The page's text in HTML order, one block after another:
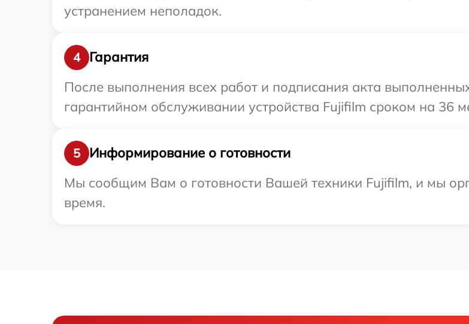
устранением неполадок.
4
Гарантия
После выполнения всех работ и подписания акта
гарантийном обслуживании устройства Fujifilm сроком на 36
5
Информирование о готовности
Мы сообщим Вам о готовности Вашей техники Fujifilm, и мы
время.